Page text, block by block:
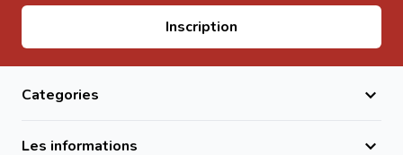
créatifs
Comment utiliser un tuteur en bambou ?
Choisissez l'emplacement du tuteur à proximité de la
plante à soutenir.
une bonne stabilité.
Inscription
Categories
Les informations